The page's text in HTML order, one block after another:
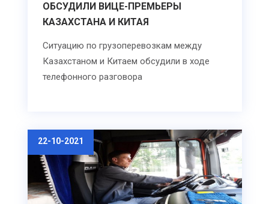
ОБСУДИЛИ ВИЦЕ-ПРЕМЬЕРЫ
КАЗАХСТАНА И КИТАЯ
Ситуацию по грузоперевозкам между
Казахстаном и Китаем обсудили в ходе
телефонного разговора
22-10-2021